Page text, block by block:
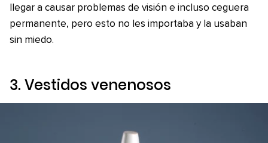
llegar a causar problemas de visión e incluso ceguera
permanente, pero esto no les importaba y la usaban
sin miedo.
3. Vestidos venenosos